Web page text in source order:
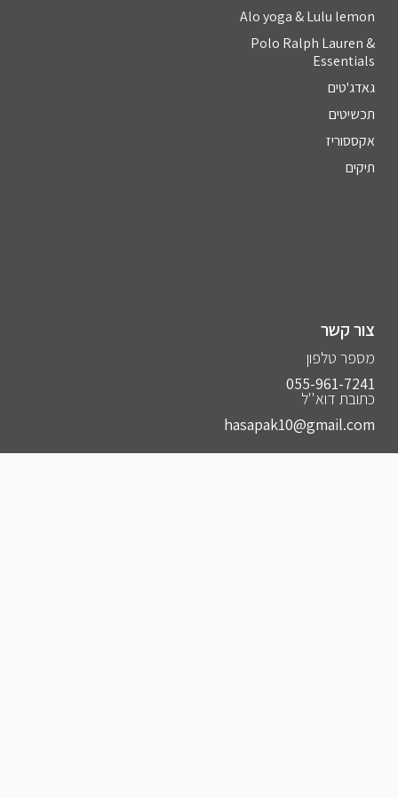
Alo yoga & Lulu lemon
Polo Ralph Lauren &
Essentials
גאדג'טים
תכשיטים
אקססוריז
תיקים
צור קשר
מספר טלפון
055-961-7241⁩
כתובת דוא''ל
hasapak10@gmail.com